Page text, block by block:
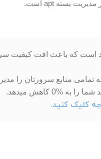
بیش از حد است که باعث افت کیفیت
تمامی منابع سرورتان را